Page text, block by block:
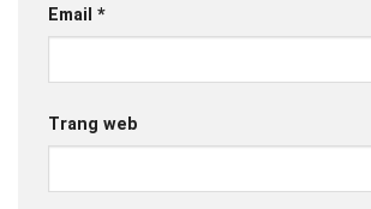
Email *
Trang web